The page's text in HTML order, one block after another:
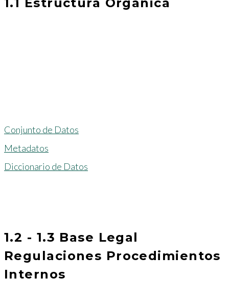
1.1 Estructura Orgánica
Conjunto de Datos
Metadatos
Diccionario de Datos
1.2 - 1.3 Base Legal
Regulaciones Procedimientos
Internos